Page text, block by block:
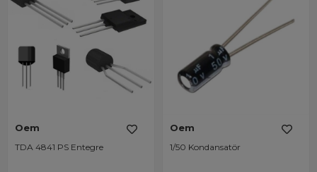
Oem
TDA 4841 PS Entegre
Oem
1/50 Kondansatör